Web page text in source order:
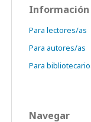
Información
Para lectores/as
Para autores/as
Para
Navegar